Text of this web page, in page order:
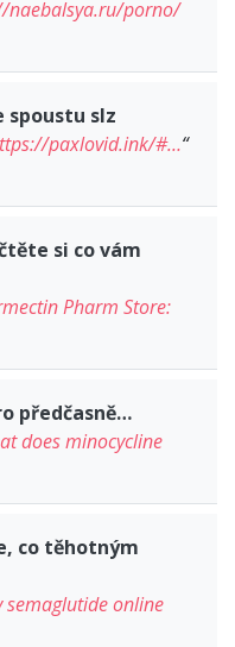
naebalsya.ru/porno/
slz
paxlovid.ink/#…“
si co vám
Pharm Store:
předčasně…
does minocycline
co těhotným
semaglutide online